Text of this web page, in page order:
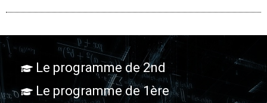
Le programme de 2nd
Le programme de 1ère